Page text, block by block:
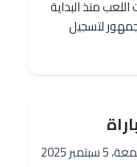
منذ البداية
لتسجيل
سبتمبر 2025